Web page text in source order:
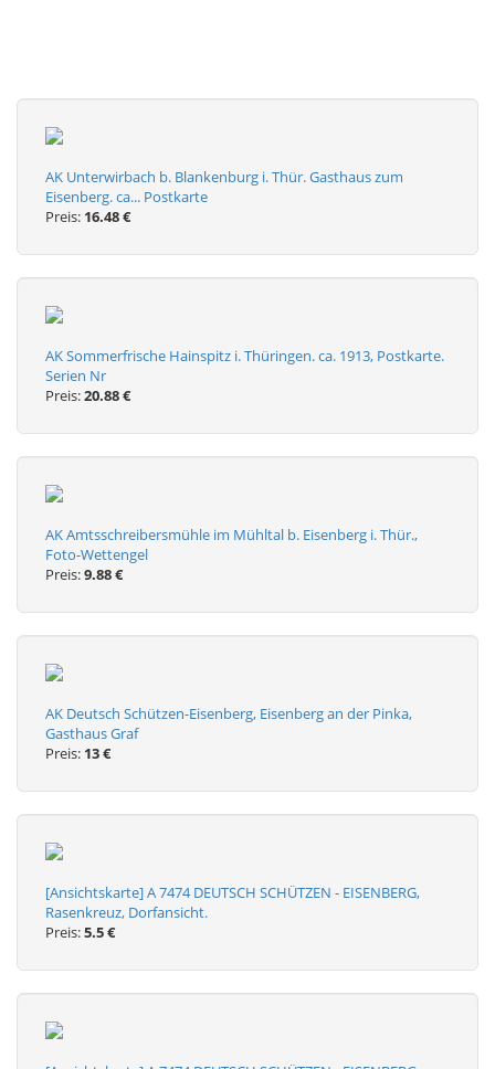
AK Unterwirbach b. Blankenburg i. Thür. Gasthaus zum
Eisenberg. ca... Postkarte
Preis: 16.48 €
AK Sommerfrische Hainspitz i. Thüringen. ca. 1913, Postkarte.
Serien Nr
Preis:20.88 €
AK Amtsschreibersmühle im Mühltal b. Eisenberg i. Thür.,
Foto-Wettengel
Preis:9.88 €
AK Deutsch Schützen-Eisenberg, Eisenberg an der Pinka,
Gasthaus Graf
Preis: 13 €
[Ansichtskarte] A 7474 DEUTSCH SCHÜTZEN - EISENBERG,
Rasenkreuz, Dorfansicht.
Preis:5.5 €